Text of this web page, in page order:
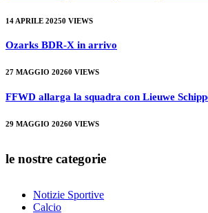
14 APRILE 20250 VIEWS
Ozarks BDR-X in arrivo
27 MAGGIO 20260 VIEWS
FFWD allarga la squadra con Lieuwe
29 MAGGIO 20260 VIEWS
le nostre categorie
Notizie Sportive
Calcio